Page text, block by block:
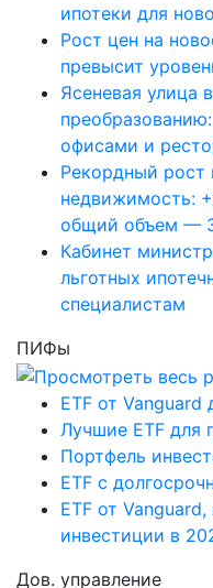
ипотеки для
Рост цен на
превысит
Ясеневая улица
офисами и
Рекордный рост
недвижимость:
общий объем —
Кабинет
льготных
специалистам
ПИФы
ETF от Vanguard
Лучшие ETF для
Портфель
ETF с
ETF от
инвестиции в
Дов. управление